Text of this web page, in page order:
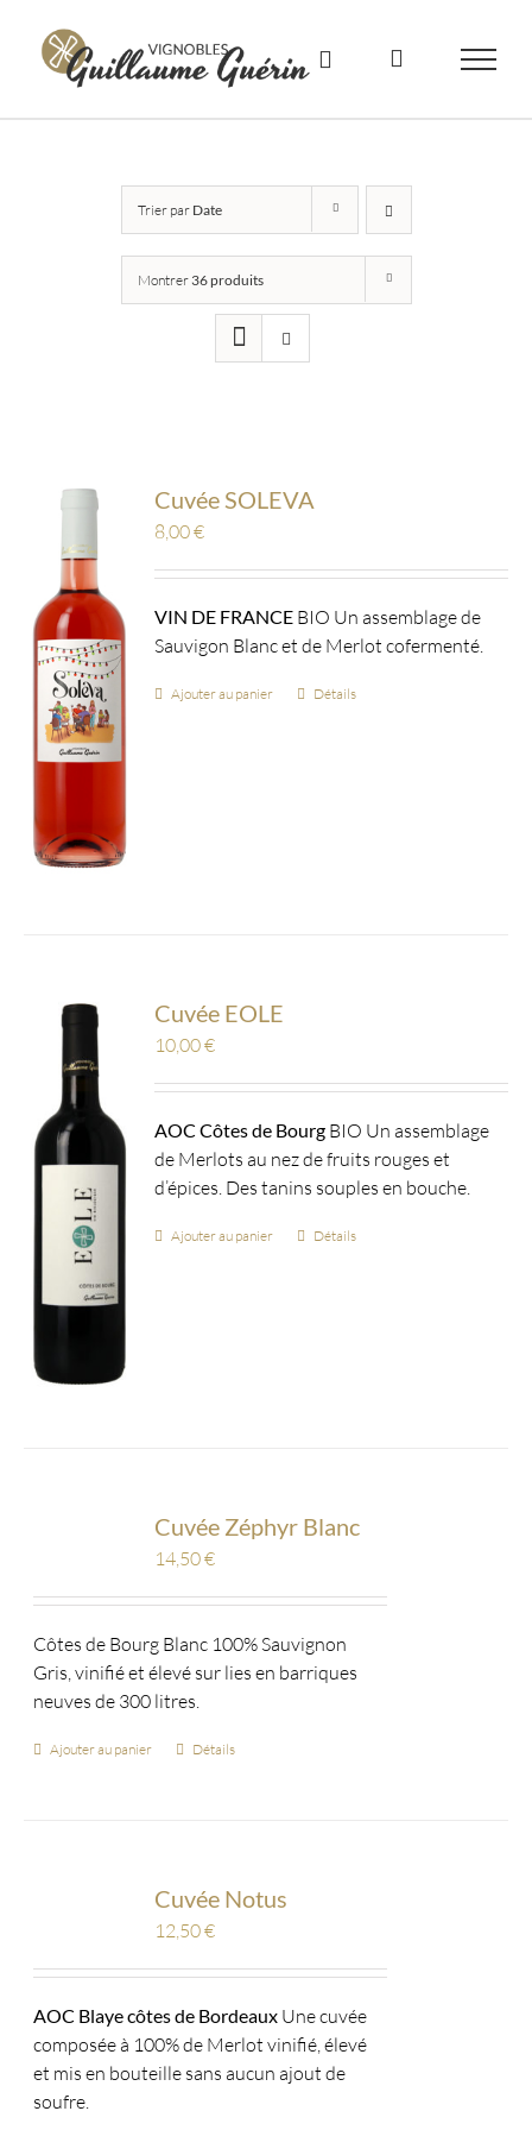
content
Trier par Date
Montrer 36 produits
Cuvée SOLEVA
8,00€
VIN DE FRANCE BIO Un assemblage de
Sauvigon Blanc et de Merlot cofermenté.
Ajouter au panier Détails
Cuvée EOLE
10,00€
AOC Côtes de Bourg BIO Un assemblage
de Merlots au nez de fruits rouges et
d’épices. Des tanins souples en bouche.
Ajouter au panier Détails
Cuvée Zéphyr Blanc
14,50€
Côtes de Bourg Blanc 100% Sauvignon
Gris, vinifié et élevé sur lies en barriques
neuves de 300 litres.
Ajouter au panier Détails
Cuvée Notus
12,50€
AOC Blaye côtes de Bordeaux Une cuvée
composée à 100% de Merlot vinifié, élevé
et mis en bouteille sans aucun ajout de
soufre.